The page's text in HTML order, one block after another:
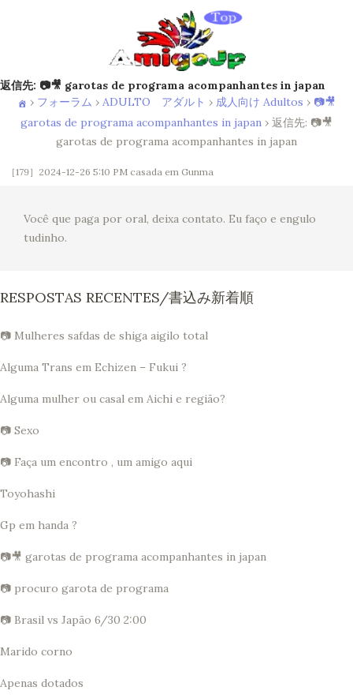
返信先: 📷🎥 garotas de programa acompanhantes in japan
› フォーラム › ADULTO アダルト › 成人向け Adultos › 📷🎥
garotas de programa acompanhantes in japan › 返信先: 📷🎥
garotas de programa acompanhantes in japan
［179］2024-12-26 5:10 PM casada em Gunma
Você que paga por oral, deixa contato. Eu faço e engulo
tudinho.
RESPOSTAS RECENTES/書込み新着順
📷 Mulheres safdas de shiga aigilo total
Alguma Trans em Echizen – Fukui ?
Alguma mulher ou casal em Aichi e região?
📷 Sexo
📷 Faça um encontro , um amigo aqui
Toyohashi
Gp em handa ?
📷🎥 garotas de programa acompanhantes in japan
📷 procuro garota de programa
📷 Brasil vs Japão 6/30 2:00
Marido corno
Apenas dotados